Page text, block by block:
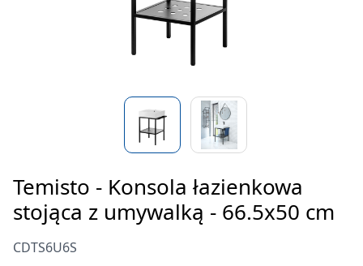
Temisto - Konsola łazienkowa
stojąca z umywalką - 66.5x50 cm
CDTS6U6S